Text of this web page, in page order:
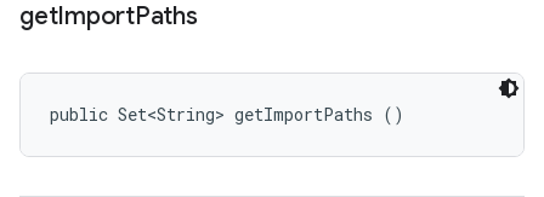
getImportPaths
public Set<String> getImportPaths ()